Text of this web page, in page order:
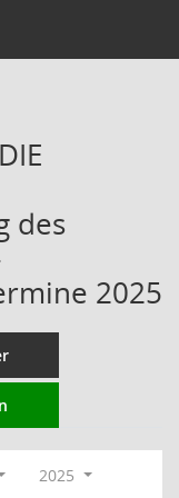
des
2025
2025